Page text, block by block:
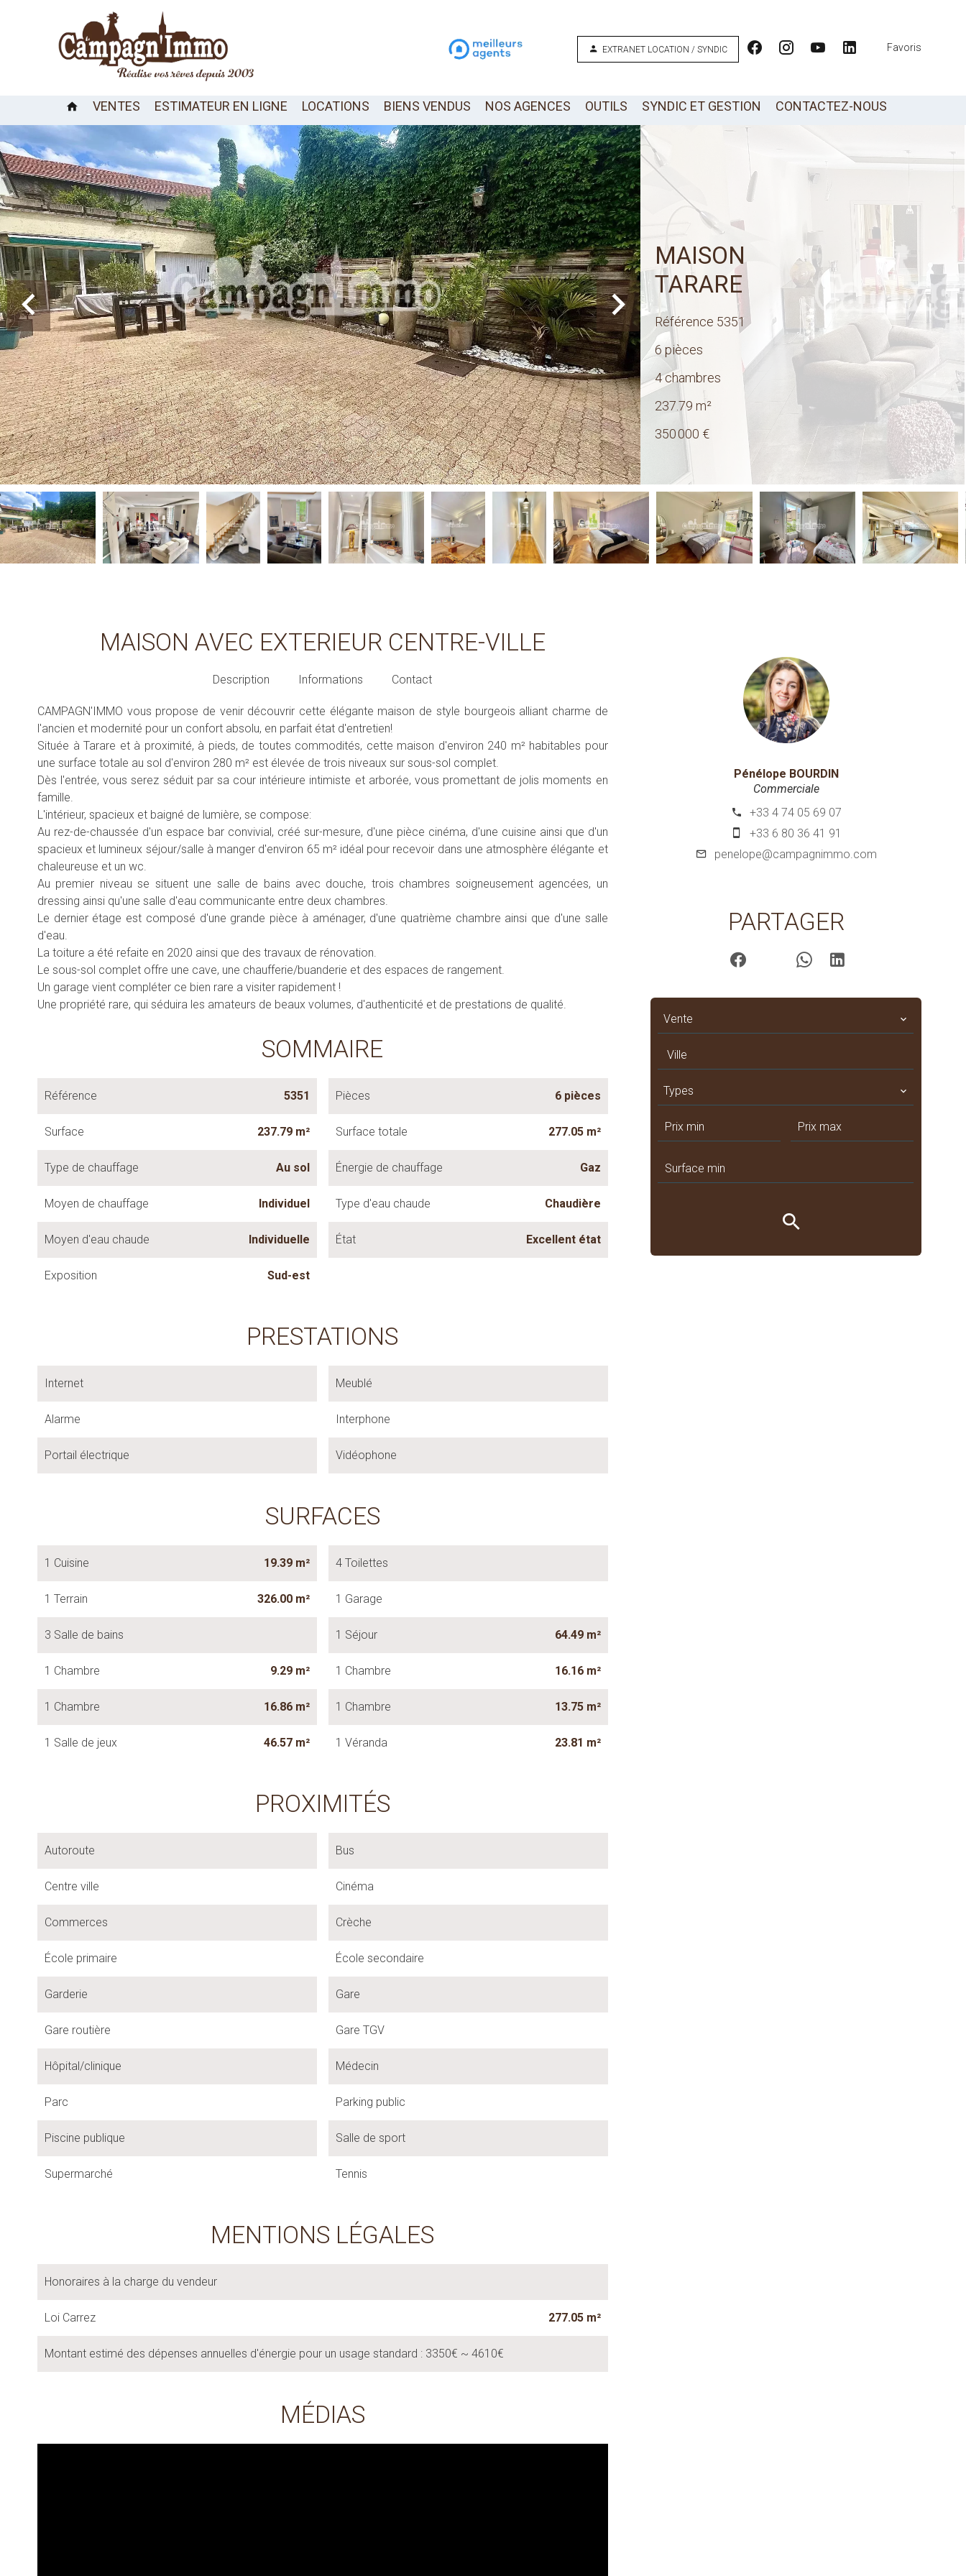
EXTRANET LOCATION / SYNDIC Favoris
VENTES ESTIMATEUR EN LIGNE LOCATIONS BIENS VENDUS NOS AGENCES OUTILS SYNDIC ET GESTION CONTACTEZ-NOUS
MAISON
TARARE
Référence 5351
6 pièces
4 chambres
237.79 m²
350 000 €
MAISON AVEC EXTERIEUR CENTRE-VILLE
Description Informations Contact
CAMPAGN'IMMO vous propose de venir découvrir cette élégante maison de style bourgeois alliant charme de
l'ancien et modernité pour un confort absolu, en parfait état d'entretien!
Située à Tarare et à proximité, à pieds, de toutes commodités, cette maison d'environ 240 m² habitables pour
une surface totale au sol d'environ 280 m² est élevée de trois niveaux sur sous-sol complet.
Dès l'entrée, vous serez séduit par sa cour intérieure intimiste et arborée, vous promettant de jolis moments en
famille.
L'intérieur, spacieux et baigné de lumière, se compose:
Au rez-de-chaussée d'un espace bar convivial, créé sur-mesure, d'une pièce cinéma, d'une cuisine ainsi que d'un
spacieux et lumineux séjour/salle à manger d'environ 65 m² idéal pour recevoir dans une atmosphère élégante et
chaleureuse et un wc.
Au premier niveau se situent une salle de bains avec douche, trois chambres soigneusement agencées, un
dressing ainsi qu'une salle d'eau communicante entre deux chambres.
Le dernier étage est composé d'une grande pièce à aménager, d'une quatrième chambre ainsi que d'une salle
d'eau.
La toiture a été refaite en 2020 ainsi que des travaux de rénovation.
Le sous-sol complet offre une cave, une chaufferie/buanderie et des espaces de rangement.
Un garage vient compléter ce bien rare a visiter rapidement !
Une propriété rare, qui séduira les amateurs de beaux volumes, d'authenticité et de prestations de qualité.
SOMMAIRE
Référence 5351 Pièces 6 pièces
Surface 237.79 m² Surface totale 277.05 m²
Type de chauffage Au sol Énergie de chauffage Gaz
Moyen de chauffage Individuel Type d'eau chaude Chaudière
Moyen d'eau chaude Individuelle État Excellent état
Exposition Sud-est
PRESTATIONS
Internet Meublé
Alarme Interphone
Portail électrique Vidéophone
SURFACES
1 Cuisine 19.39 m² 4 Toilettes
1 Terrain 326.00 m² 1 Garage
3 Salle de bains 1 Séjour 64.49 m²
1 Chambre 9.29 m² 1 Chambre 16.16 m²
1 Chambre 16.86 m² 1 Chambre 13.75 m²
1 Salle de jeux 46.57 m² 1 Véranda 23.81 m²
PROXIMITÉS
Autoroute Bus
Centre ville Cinéma
Commerces Crèche
École primaire École secondaire
Garderie Gare
Gare routière Gare TGV
Hôpital/clinique Médecin
Parc Parking public
Piscine publique Salle de sport
Supermarché Tennis
MENTIONS LÉGALES
Honoraires à la charge du vendeur
Loi Carrez 277.05 m²
Montant estimé des dépenses annuelles d'énergie pour un usage standard : 3350€ ~ 4610€
MÉDIAS
Pénélope BOURDIN
Commerciale
+33 4 74 05 69 07
+33 6 80 36 41 91
penelope@campagnimmo.com
PARTAGER
Vente
Ville
Types